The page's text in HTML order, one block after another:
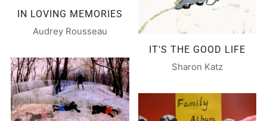
IN LOVING MEMORIES
Audrey Rousseau
IT'S THE GOOD LIFE
Sharon Katz